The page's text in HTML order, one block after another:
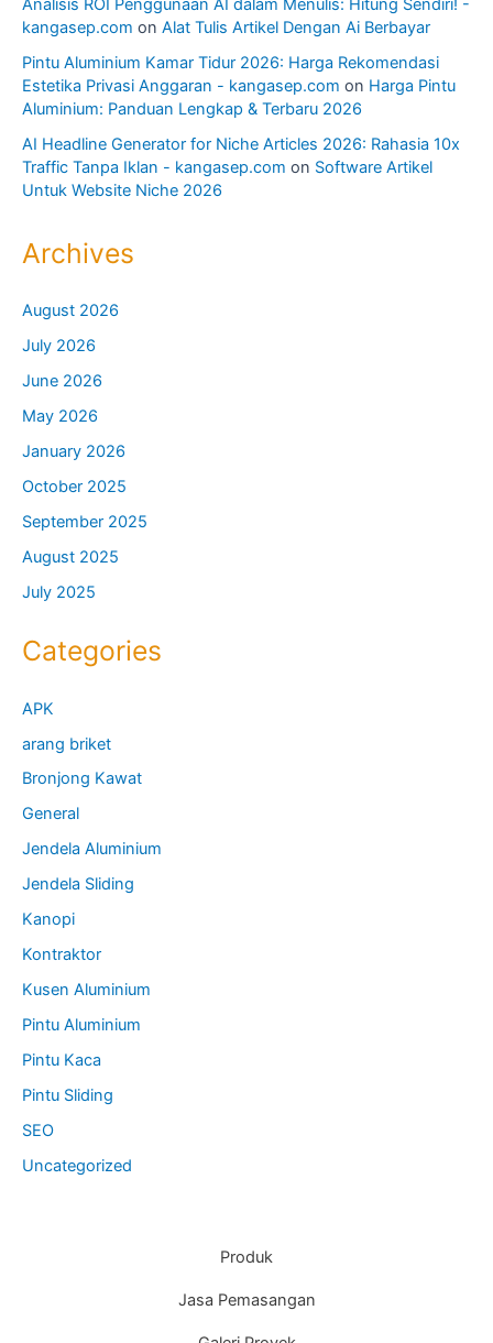
Analisis ROI Penggunaan AI dalam Menulis: Hitung Sendiri! -
kangasep.com on Alat Tulis Artikel Dengan Ai Berbayar
Pintu Aluminium Kamar Tidur 2026: Harga Rekomendasi
Estetika Privasi Anggaran - kangasep.com on Harga Pintu
Aluminium: Panduan Lengkap & Terbaru 2026
AI Headline Generator for Niche Articles 2026: Rahasia 10x
Traffic Tanpa Iklan - kangasep.com on Software Artikel
Untuk Website Niche 2026
Archives
August 2026
July 2026
June 2026
May 2026
January 2026
October 2025
September 2025
August 2025
July 2025
Categories
APK
arang briket
Bronjong Kawat
General
Jendela Aluminium
Jendela Sliding
Kanopi
Kontraktor
Kusen Aluminium
Pintu Aluminium
Pintu Kaca
Pintu Sliding
SEO
Uncategorized
Produk
Jasa Pemasangan